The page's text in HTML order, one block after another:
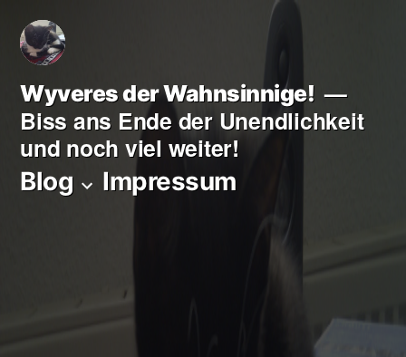
Zum
Inhalt
springen
Wyveres der Wahnsinnige!
Biss ans Ende der Unendlichkeit
und noch viel weiter!
Blog Impressum